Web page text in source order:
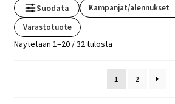
Suodata
Varastotuote
Näytetään 1–20 / 32 tulosta
1 2